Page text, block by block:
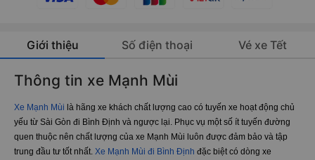
Giới thiệu Số điện thoại Vé xe Tết
Thông tin xe Mạnh Mùi
Xe Mạnh Mùi là hãng xe khách chất lượng cao có tuyến xe hoạt động chủ
yếu từ Sài Gòn đi Bình Định và ngược lại. Phục vụ một số ít tuyến đường
quen thuộc nên chất lượng của xe Mạnh Mùi luôn được đảm bảo và tập
trung đầu tư tốt nhất. Xe Mạnh Mùi đi Bình Định đặc biệt có dòng xe